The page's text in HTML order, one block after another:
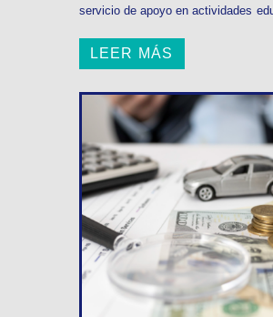
servicio de apoyo en actividades
LEER MÁS